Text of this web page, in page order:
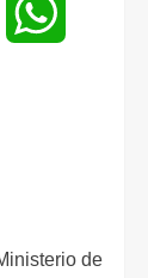
Email
de